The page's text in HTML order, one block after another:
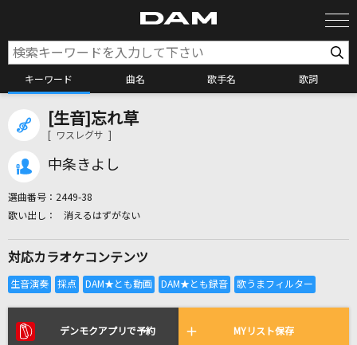
キーワード 曲名 歌手名 歌詞
全国りれき
リアルタイムで歌われている曲の一覧
[生音]忘れ草
[ ワスレグサ ]
中条きよし
選曲番号： 2449-38
消えるはずがない
対応カラオケコンテンツ
デンモクアプリで予約 MYリスト保存